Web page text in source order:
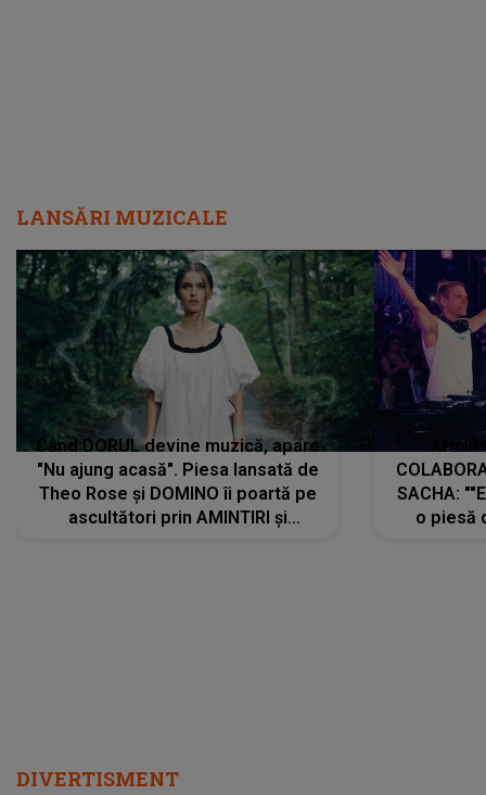
LANSĂRI MUZICALE
Când DORUL devine muzică, apare
"Nu ajung acasă". Piesa lansată de
Theo Rose și DOMINO îi poartă pe
ascultători prin AMINTIRI și
SACHA:
o piesă
DIVERTISMENT